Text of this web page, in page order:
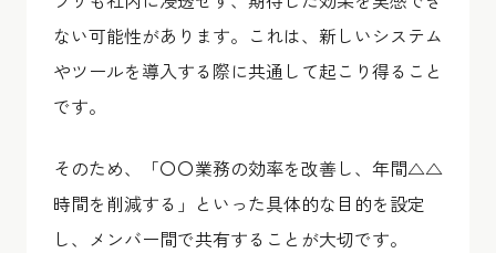
ない可能性があります。これは、新しいシステム
やツールを導入する際に共通して起こり得ること
です。
そのため、「〇〇業務の効率を改善し、年間△△
時間を削減する」といった具体的な目的を設定
し、メンバー間で共有することが大切です。